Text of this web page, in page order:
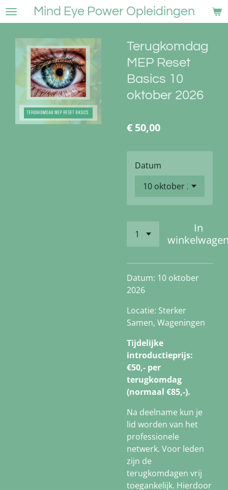
Ga
direct
hoofdinhoud
Mind Eye Power Opleidingen
Terugkomdag
MEP Reset
Basics 10
oktober 2026
€ 50,00
Datum
In
Datum: 10 oktober
2026
Locatie: Sterker
Samen, Wageningen
Tijdelijke
introductieprijs:
€50,- per
terugkomdag
(normaal €85,-).
Na deelname kun je
lid worden van het
professionele
netwerk. Voor leden
zijn de
terugkomdagen vrij
toegankelijk. Hierdoor